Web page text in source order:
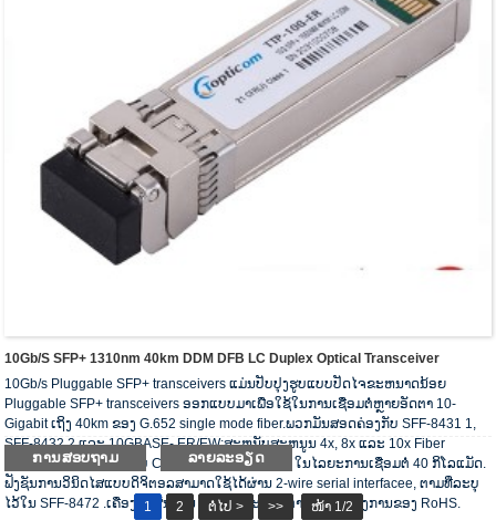
10Gb/s SFP+ 1310nm 40km DDM DFB LC Duplex Optical Transceiver
10Gb/s Pluggable SFP+ transceivers ແມ່ນປັບປຸງຮູບແບບປັດໄຈຂະຫນາດນ້ອຍ
Pluggable SFP+ transceivers ອອກແບບມາເພື່ອໃຊ້ໃນການເຊື່ອມຕໍ່ຫຼາຍອັດຕາ 10-
Gigabit ເຖິງ 40km ຂອງ G.652 single mode fiber.ພວກມັນສອດຄ່ອງກັບ SFF-8431 1,
SFF-8432 2 ແລະ 10GBASE- ER/EW;ສະຫນັບສະຫນູນ 4x, 8x ແລະ 10x Fiber
Channel, ເຊັ່ນດຽວກັນກັບ CPRI ທາງເລືອກ 2 ເຖິງ 8, ໃນໄລຍະການເຊື່ອມຕໍ່ 40 ກິໂລແມັດ.
ຟັງຊັນການວິນິດໄສແບບດິຈິຕອລສາມາດໃຊ້ໄດ້ຜ່ານ 2-wire serial interfacee, ຕາມທີ່ລະບຸ
ໄວ້ໃນ SFF-8472 .ເຄື່ອງຮັບສັນຍານ optical ປະຕິບັດຕາມຄວາມຕ້ອງການຂອງ RoHS.
ການສອບຖາມ ລາຍລະອຽດ
1 2 ຕໍ່ໄປ > >> ໜ້າ 1/2